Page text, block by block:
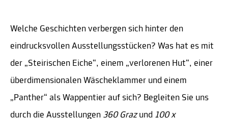
Welche Geschichten verbergen sich hinter den
eindrucksvollen Ausstellungsstücken? Was hat es mit
der „Steirischen Eiche“, einem „verlorenen Hut“, einer
überdimensionalen Wäscheklammer und einem
„Panther“ als Wappentier auf sich? Begleiten Sie uns
durch die Ausstellungen 360 Grazund 100 x